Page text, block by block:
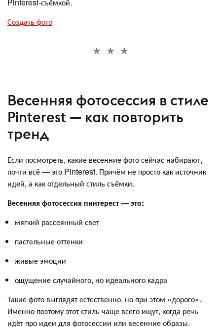
Создать фото
Весенняя фотосессия в стиле
Pinterest — как повторить
тренд
Если посмотреть, какие весенние фото сейчас набирают,
почти всё — это Pinterest. Причём не просто как источник
идей, а как отдельный стиль съёмки.
Весенняя фотосессия пинтерест — это:
мягкий рассеянный свет
пастельные оттенки
живые эмоции
ощущение случайного, но идеального кадра
Такие фото выглядят естественно, но при этом «дорого».
Именно поэтому этот стиль чаще всего ищут, когда речь
идёт про идеи для фотосессии или весенние образы.